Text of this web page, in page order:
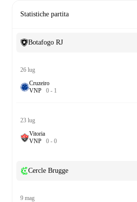
Statistiche partita
Botafogo RJ
26 lug
Cruzeiro
VNP 0 - 1
23 lug
Vitoria
VNP 0 - 0
Cercle Brugge
9 mag